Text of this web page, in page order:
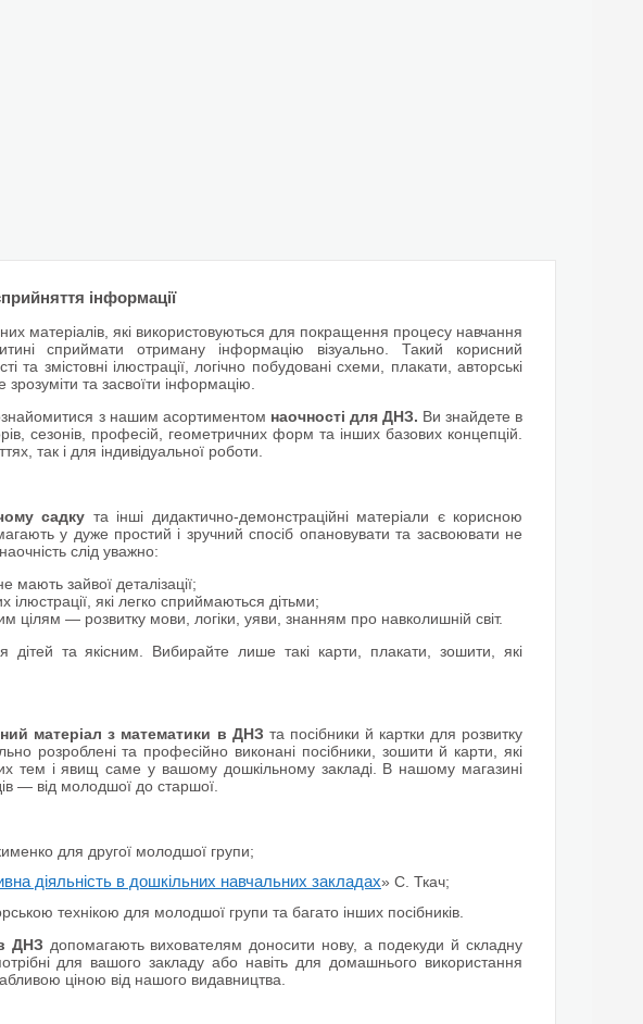
інформації
матеріалів, які використовуються для покращення процесу навчання
сприймати отриману інформацію візуально. Такий корисний
та змістовні ілюстрації, логічно побудовані схеми, плакати, авторські
та засвоїти інформацію.
з нашим асортиментом наочності для ДНЗ. Ви знайдете в
сезонів, професій, геометричних форм та інших базових концепцій.
так і для індивідуальної роботи.
садку та інші дидактично-демонстраційні матеріали є корисною
у дуже простий і зручний спосіб опановувати та засвоювати не
слід уважно:
мають зайвої деталізації;
ілюстрації, які легко сприймаються дітьми;
цілям — розвитку мови, логіки, уяви, знанням про навколишній світ.
та якісним. Вибирайте лише такі карти,
плакати, зошити, які
матеріал з математики в ДНЗ та посібники й картки для розвитку
розроблені та професійно виконані посібники, зошити й карти, які
тем і явищ саме у вашому дошкільному закладі. В нашому магазині
— від молодшої до старшої.
для другої молодшої групи;
діяльність в дошкільних навчальних закладах» С. Ткач;
технікою для молодшої групи та багато інших посібників.
ДНЗ допомагають вихователям доносити нову, а подекуди й складну
для вашого закладу або навіть для домашнього використання
ціною від нашого видавництва.